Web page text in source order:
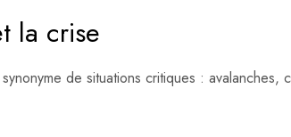
la crise
synonyme de situations critiques :